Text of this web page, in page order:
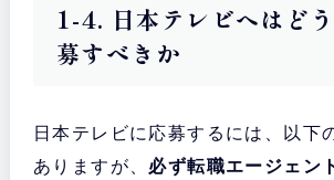
1-4. 日本テレビへはど
募すべきか
日本テレビに応募するには、以下
ありますが、 必ず転職エージェン